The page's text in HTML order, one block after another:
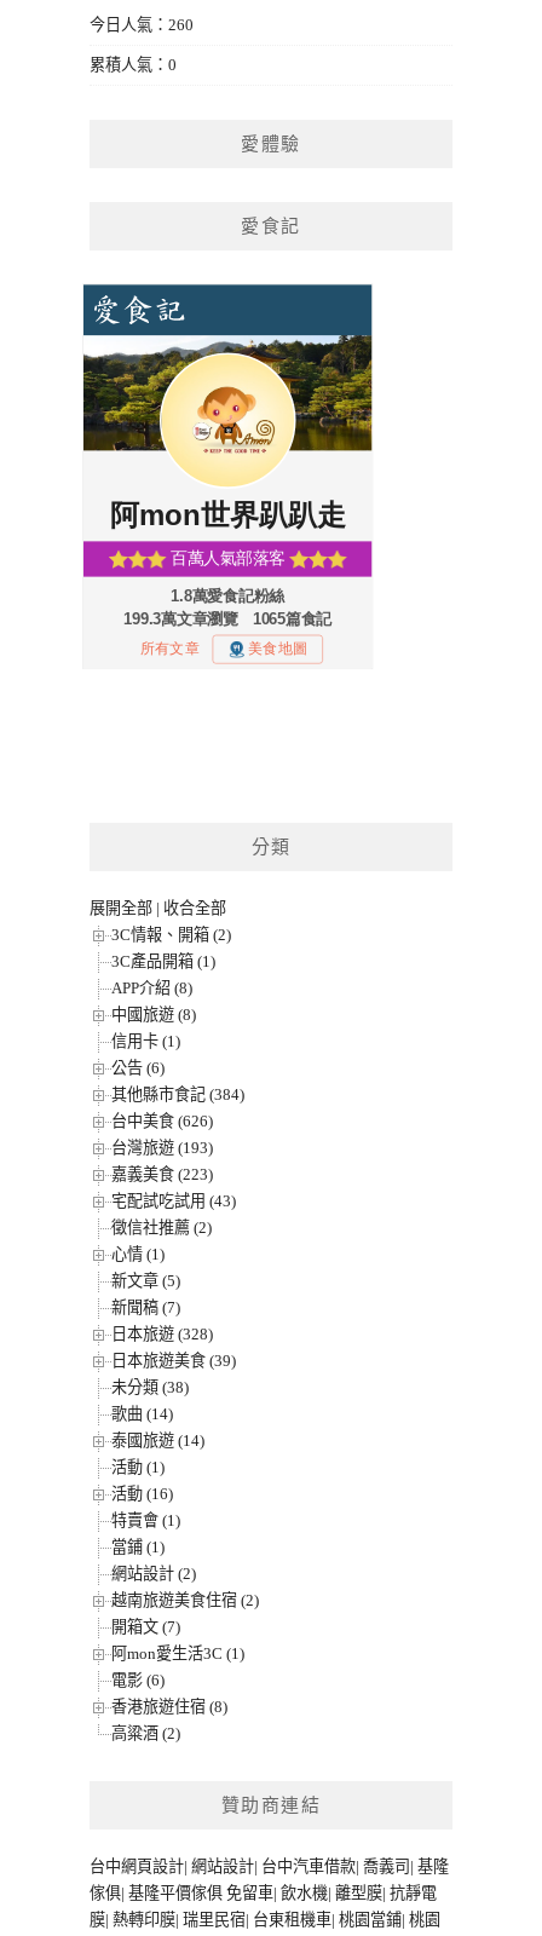
今日人氣：260
累積人氣：0
愛體驗
愛食記
分類
展開全部 | 收合全部
3C情報、開箱 (2)
3C產品開箱 (1)
APP介紹 (8)
中國旅遊 (8)
信用卡 (1)
公告 (6)
其他縣市食記 (384)
台中美食 (626)
台灣旅遊 (193)
嘉義美食 (223)
宅配試吃試用 (43)
徵信社推薦 (2)
心情 (1)
新文章 (5)
新聞稿 (7)
日本旅遊 (328)
日本旅遊美食 (39)
未分類 (38)
歌曲 (14)
泰國旅遊 (14)
活動 (1)
活動 (16)
特賣會 (1)
當鋪 (1)
網站設計 (2)
越南旅遊美食住宿 (2)
開箱文 (7)
阿mon愛生活3C (1)
電影 (6)
香港旅遊住宿 (8)
高粱酒 (2)
贊助商連結
台中網頁設計| 網站設計| 台中汽車借款| 喬義司 | 基隆
傢俱| 基隆平價傢俱 免留車| 飲水機| 離型膜| 抗靜電
膜| 熱轉印膜| 瑞里民宿| 台東租機車| 桃園當鋪| 桃園